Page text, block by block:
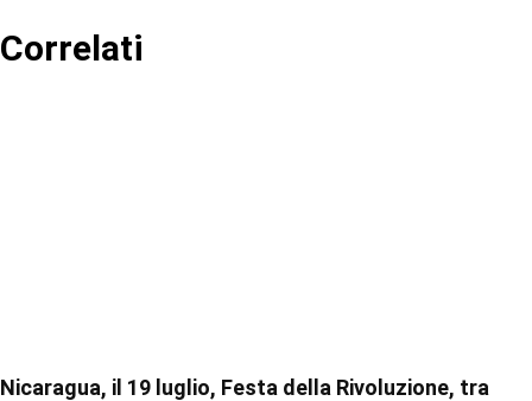
Correlati
Nicaragua, il 19 luglio, Festa della Rivoluzione, tra